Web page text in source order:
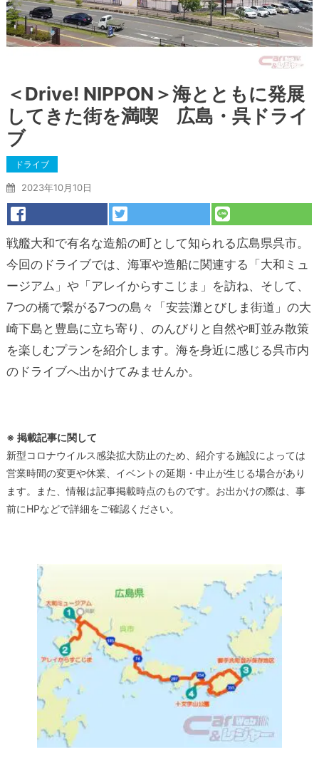
＜Drive! NIPPON＞海とともに発展
してきた街を満喫 広島・呉ドライ
ブ
ドライブ
2023年10月10日
戦艦大和で有名な造船の町として知られる広島県呉市。
今回のドライブでは、海軍や造船に関連する「大和ミュ
ージアム」や「アレイからすこじま」を訪ね、そして、
7つの橋で繋がる7つの島々「安芸灘とびしま街道」の大
崎下島と豊島に立ち寄り、のんびりと自然や町並み散策
を楽しむプランを紹介します。海を身近に感じる呉市内
のドライブへ出かけてみませんか。
※ 掲載記事に関して
新型コロナウイルス感染拡大防止のため、紹介する施設によっては
営業時間の変更や休業、イベントの延期・中止が生じる場合があり
ます。また、情報は記事掲載時点のものです。お出かけの際は、事
前にHPなどで詳細をご確認ください。